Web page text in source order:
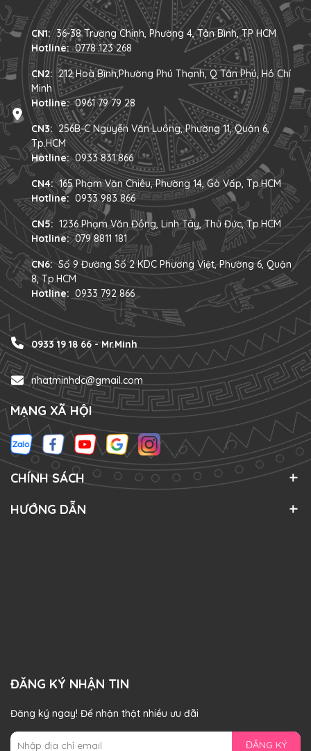
CN1: 36-38 Trường Chinh, Phường 4, Tân Bình, TP HCM
Hotline: 0778 123 268
CN2: 212 Hoà Bình,Phường Phú Thạnh, Q Tân Phú, Hồ Chí
Minh
Hotline: 0961 79 79 28
CN3: 256B-C Nguyễn Văn Luông, Phường 11, Quận 6,
Tp.HCM
Hotline: 0933 831 866
CN4: 165 Phạm Văn Chiêu, Phường 14, Gò Vấp, Tp.HCM
Hotline: 0933 983 866
CN5: 1236 Phạm Văn Đồng, Linh Tây, Thủ Đức, Tp.HCM
Hotline: 079 8811 181
CN6: Số 9 Đường Số 2 KDC Phương Việt, Phường 6, Quận
8, Tp.HCM
Hotline: 0933 792 866
0933 19 18 66 - Mr.Minh
nhatminhdc@gmail.com
MẠNG XÃ HỘI
CHÍNH SÁCH
HƯỚNG DẪN
ĐĂNG KÝ NHẬN TIN
Đăng ký ngay! Để nhận thật nhiều ưu đãi
ĐĂNG KÝ